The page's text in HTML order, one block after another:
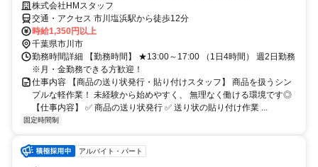
株式会社HMスタッフ
交通・アクセス 市川塩浜駅から徒歩12分
時給1,350円以上
千葉県市川市
勤務時間詳細 【勤務時間】 ★13:00～17:00 （1日4時間） 週2日勤務
※月・金勤務できる方歓迎！
仕事内容 【商品の送り状発行・貼り付けスタッフ】 商品を扱うシン
プルな軽作業！ 未経験から始めやすく、 無理なく働ける環境です◎
【仕事内容】 ✅ 商品の送り状発行 ✅ 送り状の貼り付け作業 ...
固定時間制
アルバイト・パート